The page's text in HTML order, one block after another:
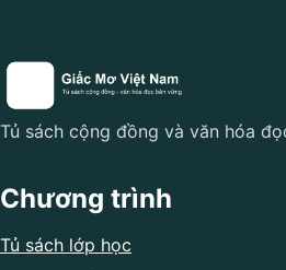
Tủ sách cộng đồng và văn hóa
Chương trình
Tủ sách lớp học